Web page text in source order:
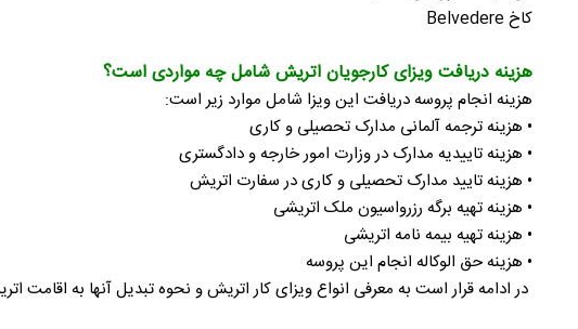
کاخ Belvedere
هزینه دریافت ویزای کارجویان اتریش شامل چه مواردی است؟
هزینه انجام پروسه دریافت این ویزا شامل موارد زیر است:
• هزینه ترجمه آلمانی مدارک تحصیلی و کاری
• هزینه تاییدیه مدارک در وزارت امور خارجه و دادگستری
• هزینه تایید مدارک تحصیلی و کاری در سفارت اتریش
• هزینه تهیه برگه رزرواسیون ملک اتریشی
• هزینه تهیه بیمه نامه اتریشی
• هزینه حق الوکاله انجام این پروسه
در ادامه قرار است به معرفی انواع ویزای کار اتریش و نحوه تبدیل آنها به اقامت